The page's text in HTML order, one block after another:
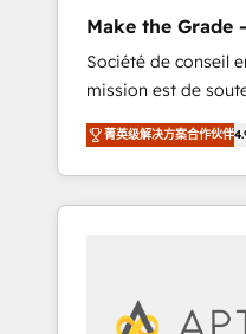
objectifs d’entreprise. Grâce à
méthodologie
400 clients, nous
vos enjeux et
HubSpot dans votre
question technique
structuration de
Make the Grade
intégrateur
Société de conseil
mission est de
entreprises B2B à
nouveaux clients,
développement
comptes existants. En France et à
digitale et des
菁英级解决方案合作伙伴